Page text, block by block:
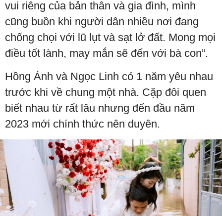
vui riêng của bản thân và gia đình, mình
cũng buồn khi người dân nhiều nơi đang
chống chọi với lũ lụt và sạt lở đất. Mong mọi
điều tốt lành, may mắn sẽ đến với bà con”.
Hồng Ánh và Ngọc Linh có 1 năm yêu nhau
trước khi về chung một nhà. Cặp đôi quen
biết nhau từ rất lâu nhưng đến đầu năm
2023 mới chính thức nên duyên.